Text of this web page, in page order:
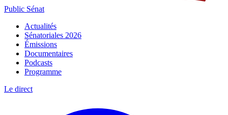
Public Sénat
Actualités
Sénatoriales 2026
Émissions
Documentaires
Podcasts
Programme
Le direct